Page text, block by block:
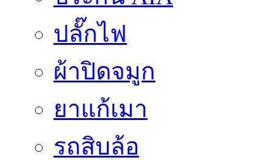
ปลั๊กไฟ
ผ้าปิดจมูก
ยาแก้เมา
รถสิบล้อ